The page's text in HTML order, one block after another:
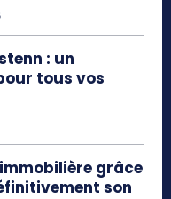
: un
tous vos
grâce
son